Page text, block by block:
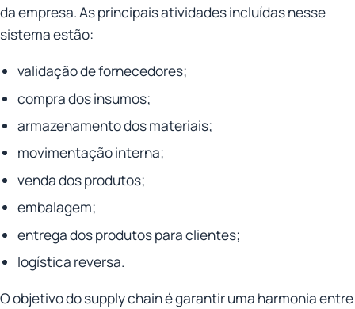
da empresa. As principais atividades incluídas nesse
sistema estão:
validação de fornecedores;
compra dos insumos;
armazenamento dos materiais;
movimentação interna;
venda dos produtos;
embalagem;
entrega dos produtos para clientes;
logística reversa.
O objetivo do supply chain é garantir uma harmonia entre